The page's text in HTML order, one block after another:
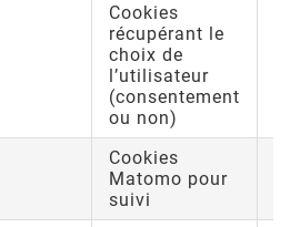
Cookies
récupérant le
choix de
l’utilisateur
(consentement
ou non)
Cookies
Matomo pour
suivi